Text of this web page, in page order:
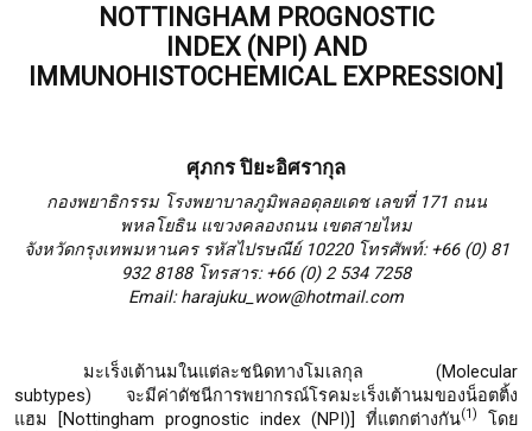
NOTTINGHAM PROGNOSTIC
INDEX(NPI) AND
IMMUNOHISTOCHEMICAL EXPRESSION]
ศุภกร ปิยะอิศรากุล
กองพยาธิกรรม โรงพยาบาลภูมิพลอดุลยเดช เลขที่ 171 ถนน
พหลโยธิน แขวงคลองถนน เขตสายไหม
จังหวัดกรุงเทพมหานคร รหัสไปรษณีย์ 10220 โทรศัพท์: +66 (0) 81
932 8188 โทรสาร: +66 (0) 2 534 7258
Email: harajuku_wow@hotmail.com
มะเร็งเต้านมในแต่ละชนิดทางโมเลกุล (Molecular
subtypes) จะมีค่าดัชนีการพยากรณ์โรคมะเร็งเต้านมของน็อตติ้ง
แฮม [Nottingham prognostic index (NPI)]
ที่แตกต่างกัน(1)
โดย